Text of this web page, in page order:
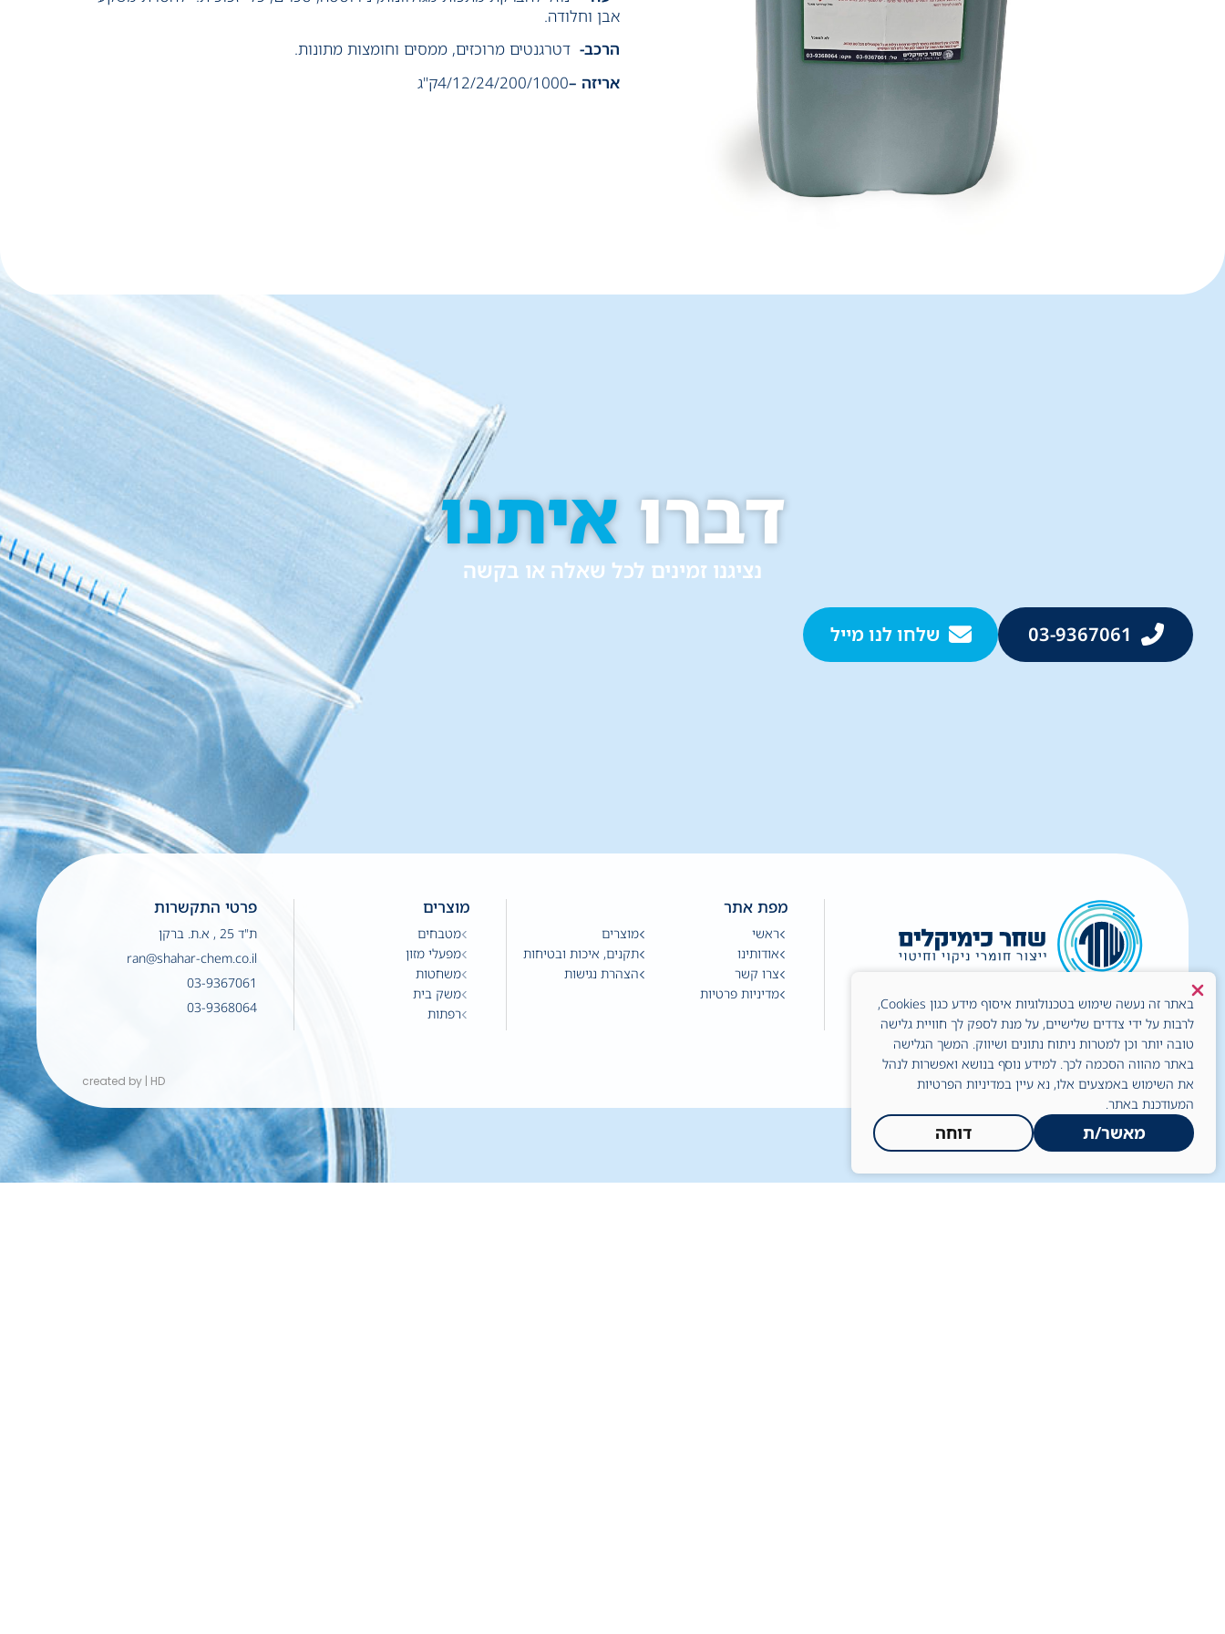
אבן וחלודה.
הרכב- דטרגנטים מרוכזים, ממסים וחומצות מתונות.
אריזה –4/12/24/200/1000ק"ג
דברו איתנו
נציגנו זמינים לכל שאלה או בקשה
03-9367061 שלחו לנו מייל
באתר זה נעשה שימוש בטכנולוגיות איסוף מידע כגון Cookies,
לרבות על ידי צדדים שלישיים, על מנת לספק לך חוויית גלישה
טובה יותר וכן למטרות ניתוח נתונים ושיווק. המשך הגלישה
באתר מהווה הסכמה לכך. למידע נוסף בנושא ואפשרות לנהל
את השימוש באמצעים אלו, נא עיין במדיניות הפרטיות
המעודכנת באתר.
מאשר/ת דוחה
מפת אתר
ראשי
מוצרים
אודותינו
תקנים, איכות ובטיחות
צרו קשר
הצהרת נגישות
מדיניות פרטיות
מוצרים
מטבחים
מפעלי מזון
משחטות
משק בית
רפתות
פרטי התקשרות
ת"ד 25 , א.ת. ברקן
ran@shahar-chem.co.il
03-9367061
03-9368064
כל הזכויות שמורות © לשחר כימיקלים בע"מ created by | HD